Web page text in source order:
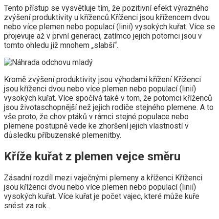
Tento přístup se vysvětluje tím, že pozitivní efekt výrazného
zvýšení produktivity u kříženců.Kříženci jsou křížencem dvou
nebo více plemen nebo populací (linií) vysokých kuřat. Více se
projevuje až v první generaci, zatímco jejich potomci jsou v
tomto ohledu již mnohem „slabší“.
Kromě zvýšení produktivity jsou výhodami křížení Kříženci
jsou kříženci dvou nebo více plemen nebo populací (linií)
vysokých kuřat. Více spočívá také v tom, že potomci kříženců
jsou životaschopnější než jejich rodiče stejného plemene. A to
vše proto, že chov ptáků v rámci stejné populace nebo
plemene postupně vede ke zhoršení jejich vlastností v
důsledku příbuzenské plemenitby.
Kříže kuřat z plemen vejce směru
Zásadní rozdíl mezi vaječnými plemeny a kříženci Kříženci
jsou kříženci dvou nebo více plemen nebo populací (linií)
vysokých kuřat. Více kuřat je počet vajec, které může kuře
snést za rok.